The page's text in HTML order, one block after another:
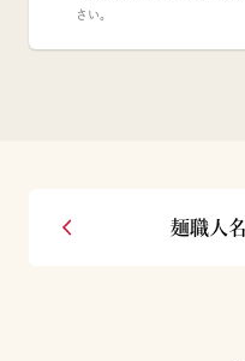
さい。
麺職人